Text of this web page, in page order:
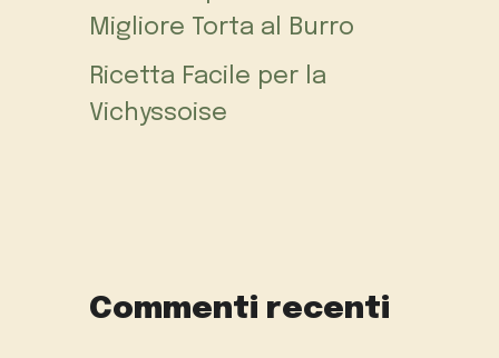
Migliore Torta al Burro
Ricetta Facile per la
Vichyssoise
Commenti recenti